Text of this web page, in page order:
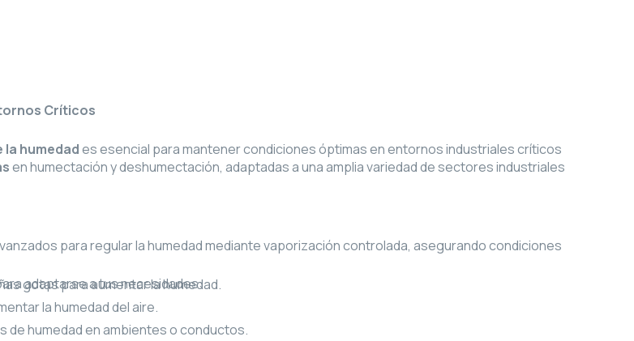
Críticos
humedades esencial para mantener condiciones óptimas en entornos industriales críticos
en humectación y deshumectación, adaptadas a una amplia variedad de sectores industriales
para regular la humedad mediante vaporización controlada, asegurando condiciones
adaptarse a tus necesidades:
gotas para aumentar la humedad.
la humedad del aire.
de humedad en ambientes o conductos.